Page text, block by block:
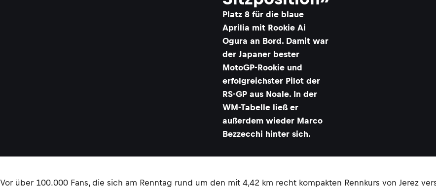
Platz 8 für die blaue
Aprilia mit Rookie Ai
Ogura an Bord. Damit war
der Japaner bester
MotoGP-Rookie und
erfolgreichster Pilot der
RS-GP aus Noale. In der
WM-Tabelle ließ er
außerdem wieder Marco
Bezzecchi hinter sich.
Vor über 100.000 Fans, die sich am Renntag rund um den mit 4,42 km recht kompakten Rennkurs von Jerez